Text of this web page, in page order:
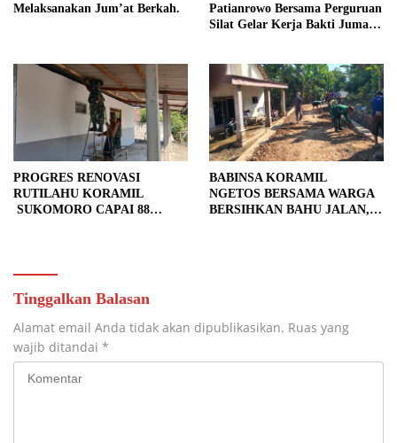
Melaksanakan Jum’at Berkah.
Patianrowo Bersama Perguruan
Silat Gelar Kerja Bakti Jumat
PROGRES RENOVASI
RUTILAHU KORAMIL
SUKOMORO CAPAI 88
BABINSA KORAMIL
NGETOS BERSAMA WARGA
BERSIHKAN BAHU JALAN,
Tinggalkan Balasan
Alamat email Anda tidak akan dipublikasikan. Ruas yang
wajib ditandai *